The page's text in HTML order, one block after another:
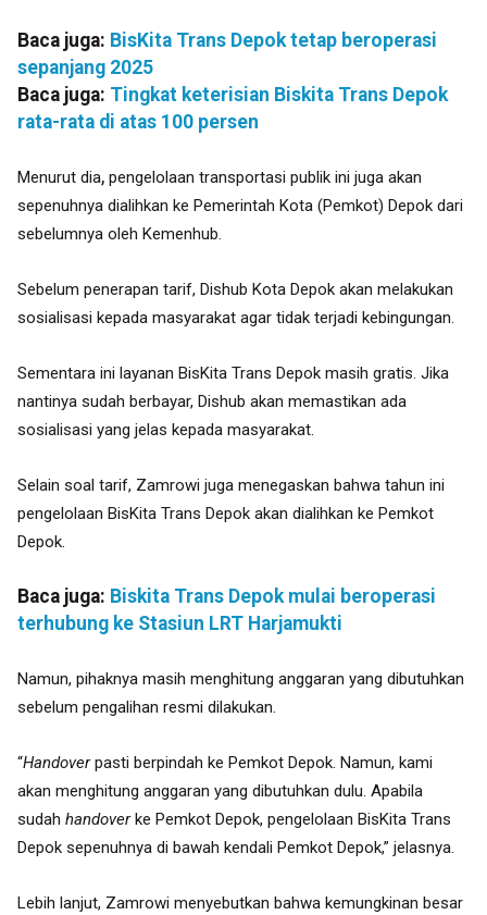
Baca juga: BisKita Trans Depok tetap beroperasi
sepanjang 2025
Baca juga: Tingkat keterisian Biskita Trans Depok
rata-rata di atas 100 persen
Menurut dia, pengelolaan transportasi publik ini juga akan
sepenuhnya dialihkan ke Pemerintah Kota (Pemkot) Depok dari
sebelumnya oleh Kemenhub.
Sebelum penerapan tarif, Dishub Kota Depok akan melakukan
sosialisasi kepada masyarakat agar tidak terjadi kebingungan.
Sementara ini layanan BisKita Trans Depok masih gratis. Jika
nantinya sudah berbayar, Dishub akan memastikan ada
sosialisasi yang jelas kepada masyarakat.
Selain soal tarif, Zamrowi juga menegaskan bahwa tahun ini
pengelolaan BisKita Trans Depok akan dialihkan ke Pemkot
Depok.
Baca juga: Biskita Trans Depok mulai beroperasi
terhubung ke Stasiun LRT Harjamukti
Namun, pihaknya masih menghitung anggaran yang dibutuhkan
sebelum pengalihan resmi dilakukan.
“Handoverpasti berpindah ke Pemkot Depok. Namun, kami
akan menghitung anggaran yang dibutuhkan dulu. Apabila
sudah handoverke Pemkot Depok, pengelolaan BisKita Trans
Depok sepenuhnya di bawah kendali Pemkot Depok,” jelasnya.
Lebih lanjut, Zamrowi menyebutkan bahwa kemungkinan besar